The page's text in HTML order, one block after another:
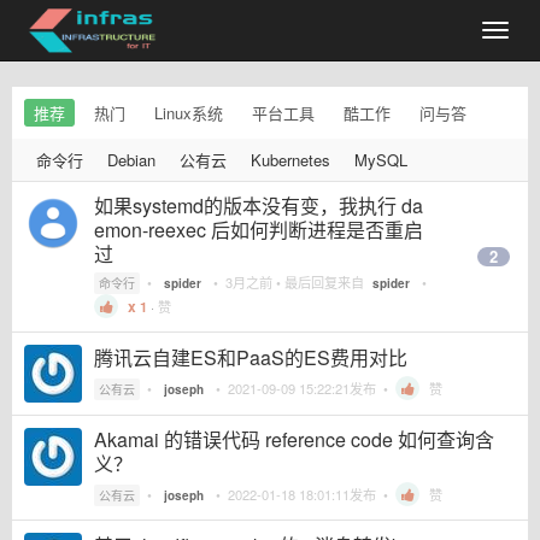
推荐 热门 Linux系统 平台工具 酷工作 问与答
命令行 Debian 公有云 Kubernetes MySQL
如果systemd的版本没有变，我执行 da
emon-reexec 后如何判断进程是否重启
过
命令行 • spider • 3月之前 • 最后回复来自 spider
•
1 · 赞
2
腾讯云自建ES和PaaS的ES费用对比
公有云 • joseph • 2021-09-09 15:22:21发布 • 赞
Akamai 的错误代码 reference code 如何查询含
义？
公有云 • joseph • 2022-01-18 18:01:11发布 • 赞